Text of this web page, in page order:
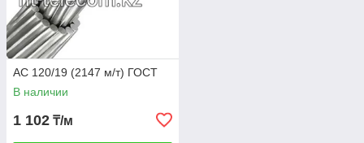
АС 120/19 (2147 м/т) ГОСТ
В наличии
1 102 ₸/м